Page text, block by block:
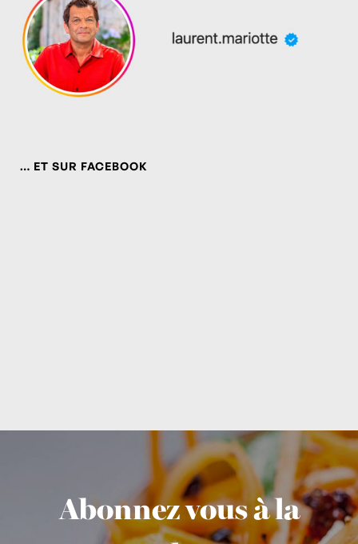
… ET SUR FACEBOOK
Abonnez vous à la